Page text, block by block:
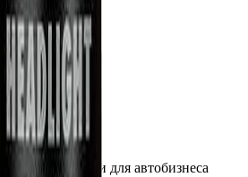
ул., 153.
-1 уровень
— 19:00
и технологии для автобизнеса